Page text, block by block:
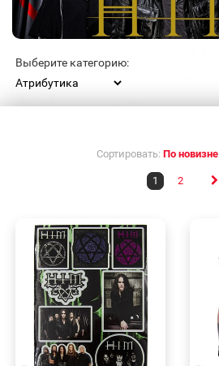
Выберите категорию:
Сортировать: По новизне
1 2